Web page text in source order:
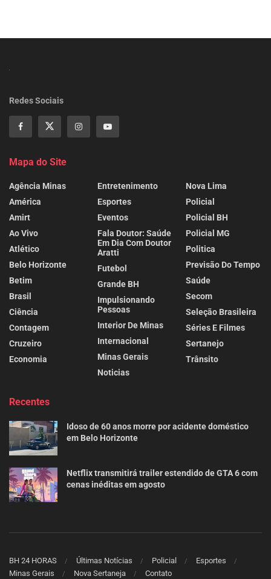
Redes Sociais
Mapa do Site
Agência Minas
América
Amirt
Ao Vivo
Atlético
Belo Horizonte
Betim
Brasil
Ciência
Contagem
Cruzeiro
Economia
Entretenimento
Esportes
Eventos
Fala Doutor: Saúde
Em Dia Com Doutor
Aratti
Futebol
Grande BH
Impulsionando
Pessoas
Interior De Minas
Internacional
Minas Gerais
Noticias
Nova Lima
Policial
Policial BH
Policial MG
Politica
Previsão Do Tempo
Saúde
Secom
Seleção Brasileira
Séries E Filmes
Sertanejo
Trânsito
Recentes
Idoso de 60 anos morre por acidente doméstico
em Belo Horizonte
Netflix transmitirá trailer estendido de GTA 6 com
cenas inéditas em agosto
BH 24 HORAS Últimas Notícias Policial
Esportes
Minas Gerais
Nova Sertaneja Contato